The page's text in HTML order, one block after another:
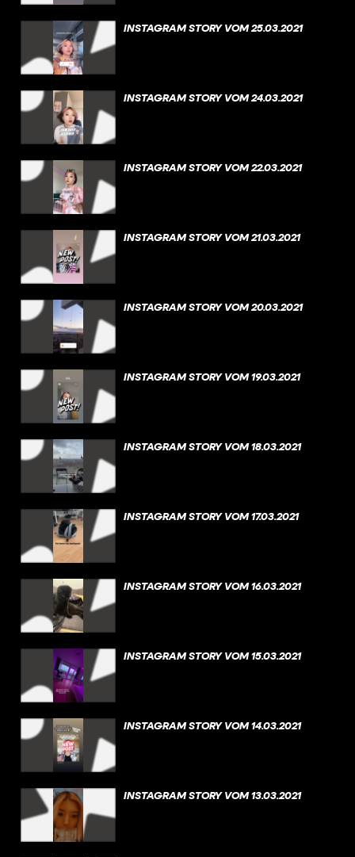
INSTAGRAM STORY VOM 25.03.2021
INSTAGRAM STORY VOM 24.03.2021
INSTAGRAM STORY VOM 22.03.2021
INSTAGRAM STORY VOM 21.03.2021
INSTAGRAM STORY VOM 20.03.2021
INSTAGRAM STORY VOM 19.03.2021
INSTAGRAM STORY VOM 18.03.2021
INSTAGRAM STORY VOM 17.03.2021
INSTAGRAM STORY VOM 16.03.2021
INSTAGRAM STORY VOM 15.03.2021
INSTAGRAM STORY VOM 14.03.2021
INSTAGRAM STORY VOM 13.03.2021